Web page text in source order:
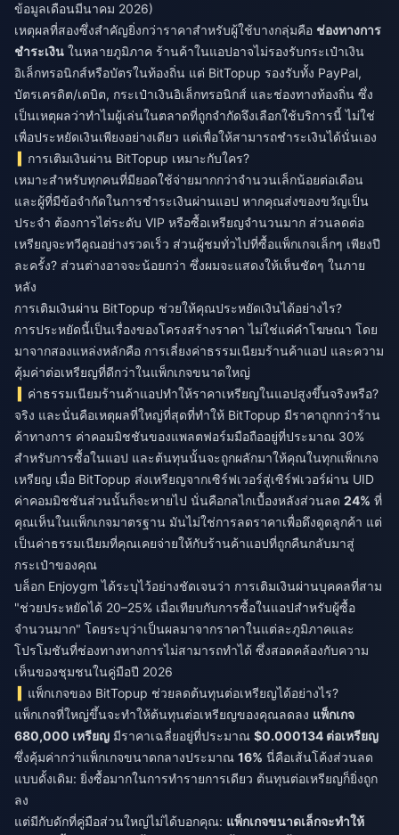
ข้อมูลเดือนมีนาคม 2026)
เหตุผลที่สองซึ่งสำคัญยิ่งกว่าราคาสำหรับผู้ใช้บางกลุ่มคือ ช่องทางการ
ชำระเงิน ในหลายภูมิภาค ร้านค้าในแอปอาจไม่รองรับกระเป๋าเงิน
อิเล็กทรอนิกส์หรือบัตรในท้องถิ่น แต่ BitTopup รองรับทั้ง PayPal,
บัตรเครดิต/เดบิต, กระเป๋าเงินอิเล็กทรอนิกส์ และช่องทางท้องถิ่น ซึ่ง
เป็นเหตุผลว่าทำไมผู้เล่นในตลาดที่ถูกจำกัดจึงเลือกใช้บริการนี้ ไม่ใช่
เพื่อประหยัดเงินเพียงอย่างเดียว แต่เพื่อให้สามารถชำระเงินได้นั่นเอง
การเติมเงินผ่าน BitTopup เหมาะกับใคร?
เหมาะสำหรับทุกคนที่มียอดใช้จ่ายมากกว่าจำนวนเล็กน้อยต่อเดือน
และผู้ที่มีข้อจำกัดในการชำระเงินผ่านแอป หากคุณส่งของขวัญเป็น
ประจำ ต้องการไต่ระดับ VIP หรือซื้อเหรียญจำนวนมาก ส่วนลดต่อ
เหรียญจะทวีคูณอย่างรวดเร็ว ส่วนผู้ชมทั่วไปที่ซื้อแพ็กเกจเล็กๆ เพียงปี
ละครั้ง? ส่วนต่างอาจจะน้อยกว่า ซึ่งผมจะแสดงให้เห็นชัดๆ ในภาย
หลัง
การเติมเงินผ่าน BitTopup ช่วยให้คุณประหยัดเงินได้อย่างไร?
การประหยัดนี้เป็นเรื่องของโครงสร้างราคา ไม่ใช่แค่คำโฆษณา โดย
มาจากสองแหล่งหลักคือ การเลี่ยงค่าธรรมเนียมร้านค้าแอป และความ
คุ้มค่าต่อเหรียญที่ดีกว่าในแพ็กเกจขนาดใหญ่
ค่าธรรมเนียมร้านค้าแอปทำให้ราคาเหรียญในแอปสูงขึ้นจริงหรือ?
จริง และนั่นคือเหตุผลที่ใหญ่ที่สุดที่ทำให้ BitTopup มีราคาถูกกว่าร้าน
ค้าทางการ ค่าคอมมิชชันของแพลตฟอร์มมือถืออยู่ที่ประมาณ 30%
สำหรับการซื้อในแอป และต้นทุนนั้นจะถูกผลักมาให้คุณในทุกแพ็กเกจ
เหรียญ เมื่อ BitTopup ส่งเหรียญจากเซิร์ฟเวอร์สู่เซิร์ฟเวอร์ผ่าน UID
ค่าคอมมิชชันส่วนนั้นก็จะหายไป นั่นคือกลไกเบื้องหลังส่วนลด 24% ที่
คุณเห็นในแพ็กเกจมาตรฐาน มันไม่ใช่การลดราคาเพื่อดึงดูดลูกค้า แต่
เป็นค่าธรรมเนียมที่คุณเคยจ่ายให้กับร้านค้าแอปที่ถูกคืนกลับมาสู่
กระเป๋าของคุณ
บล็อก Enjoygm ได้ระบุไว้อย่างชัดเจนว่า การเติมเงินผ่านบุคคลที่สาม
"ช่วยประหยัดได้ 20–25% เมื่อเทียบกับการซื้อในแอปสำหรับผู้ซื้อ
จำนวนมาก" โดยระบุว่าเป็นผลมาจากราคาในแต่ละภูมิภาคและ
โปรโมชันที่ช่องทางทางการไม่สามารถทำได้ ซึ่งสอดคล้องกับความ
เห็นของชุมชนในคู่มือปี 2026
แพ็กเกจของ BitTopup ช่วยลดต้นทุนต่อเหรียญได้อย่างไร?
แพ็กเกจที่ใหญ่ขึ้นจะทำให้ต้นทุนต่อเหรียญของคุณลดลง แพ็กเกจ
680,000 เหรียญ มีราคาเฉลี่ยอยู่ที่ประมาณ $0.000134 ต่อเหรียญ
ซึ่งคุ้มค่ากว่าแพ็กเกจขนาดกลางประมาณ 16% นี่คือเส้นโค้งส่วนลด
แบบดั้งเดิม: ยิ่งซื้อมากในการทำรายการเดียว ต้นทุนต่อเหรียญก็ยิ่งถูก
ลง
แต่มีกับดักที่คู่มือส่วนใหญ่ไม่ได้บอกคุณ: แพ็กเกจขนาดเล็กจะทำให้